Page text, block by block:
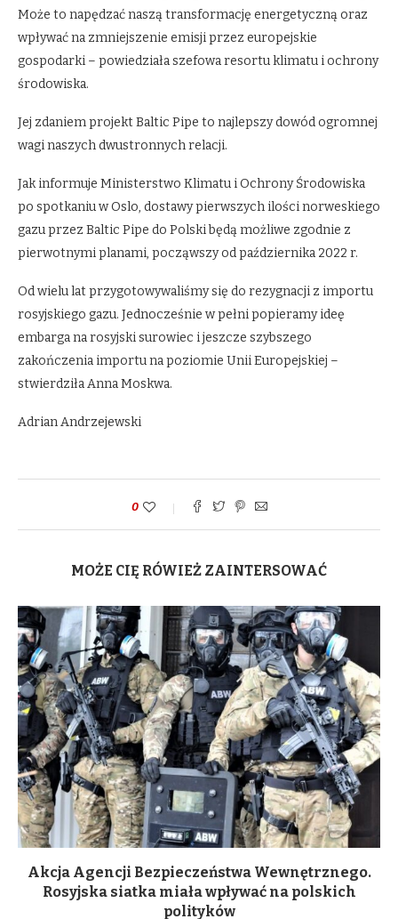
Może to napędzać naszą transformację energetyczną oraz
wpływać na zmniejszenie emisji przez europejskie
gospodarki – powiedziała szefowa resortu klimatu i ochrony
środowiska.
Jej zdaniem projekt Baltic Pipe to najlepszy dowód ogromnej
wagi naszych dwustronnych relacji.
Jak informuje Ministerstwo Klimatu i Ochrony Środowiska
po spotkaniu w Oslo, dostawy pierwszych ilości norweskiego
gazu przez Baltic Pipe do Polski będą możliwe zgodnie z
pierwotnymi planami, począwszy od października 2022 r.
Od wielu lat przygotowywaliśmy się do rezygnacji z importu
rosyjskiego gazu. Jednocześnie w pełni popieramy ideę
embarga na rosyjski surowiec i jeszcze szybszego
zakończenia importu na poziomie Unii Europejskiej –
stwierdziła Anna Moskwa.
Adrian Andrzejewski
0
MOŻE CIĘ RÓWIEŻ ZAINTERSOWAĆ
Akcja Agencji Bezpieczeństwa Wewnętrznego.
Rosyjska siatka miała wpływać na polskich
polityków